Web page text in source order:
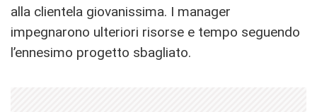
alla clientela giovanissima. I manager
impegnarono ulteriori risorse e tempo seguendo
l’ennesimo progetto sbagliato.